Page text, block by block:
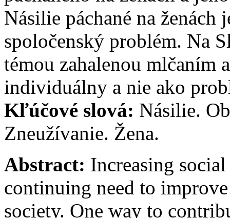
Násilie páchané na ženách
spoločenský problém. Na
témou zahalenou mlčaním
individuálny a nie ako
Kľúčové slová: Násilie.
Zneužívanie. Žena.
Abstract: Increasing
continuing need to
society. One way to